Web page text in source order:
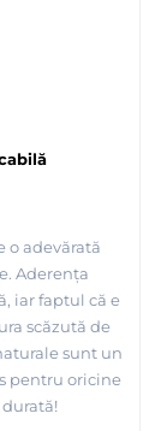
o adevărată
Aderența
iar faptul că e
scăzută de
sunt un
pentru oricine